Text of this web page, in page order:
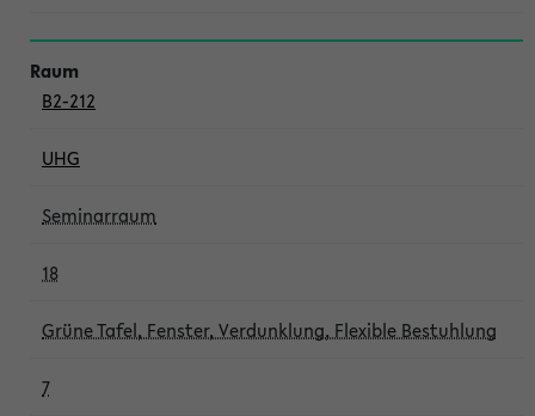
B2-212
UHG
Seminarraum
18
Grüne Tafel, Fenster, Verdunklung, Flexible Bestuhlung
7